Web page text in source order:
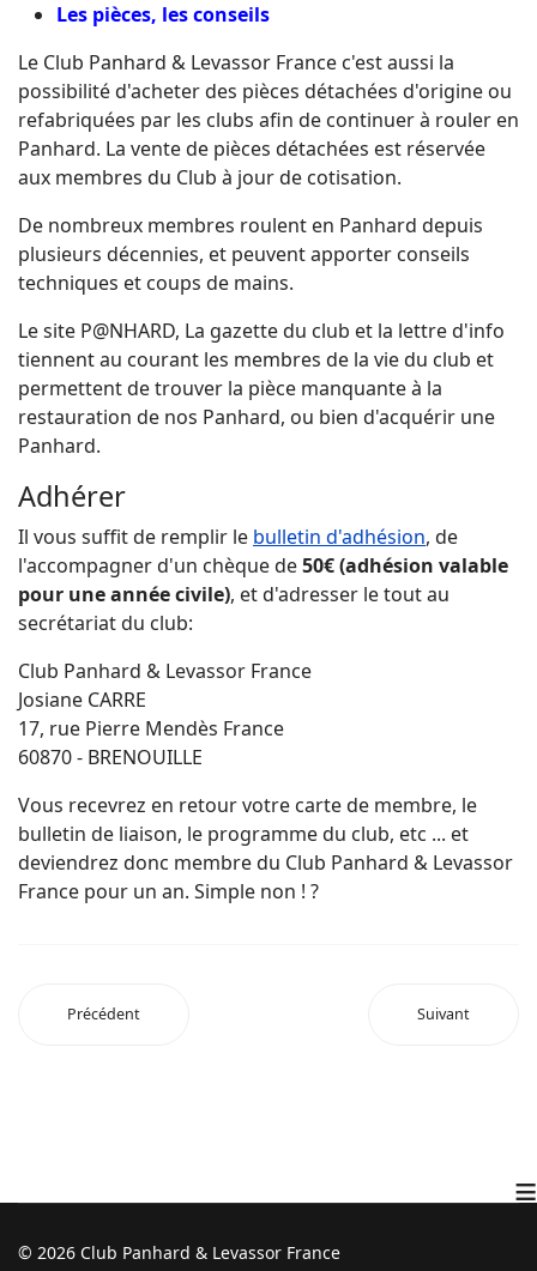
Les pièces, les conseils
Le Club Panhard & Levassor France c'est aussi la
possibilité d'acheter des pièces détachées d'origine ou
refabriquées par les clubs afin de continuer à rouler en
Panhard. La vente de pièces détachées est réservée
aux membres du Club à jour de cotisation.
De nombreux membres roulent en Panhard depuis
plusieurs décennies, et peuvent apporter conseils
techniques et coups de mains.
Le site P@NHARD, La gazette du club et la lettre d'info
tiennent au courant les membres de la vie du club et
permettent de trouver la pièce manquante à la
restauration de nos Panhard, ou bien d'acquérir une
Panhard.
Adhérer
Il vous suffit de remplir le bulletin d'adhésion, de
l'accompagner d'un chèque de50€ (adhésion valable
pour une année civile), et d'adresser le tout au
secrétariat du club:
Club Panhard & Levassor France
Josiane CARRE
17, rue Pierre Mendès France
60870 - BRENOUILLE
Vous recevrez en retour votre carte de membre, le
bulletin de liaison, le programme du club, etc ... et
deviendrez donc membre du Club Panhard & Levassor
France pour un an. Simple non ! ?
Précédent Suivant
≡
© 2026 Club Panhard & Levassor France